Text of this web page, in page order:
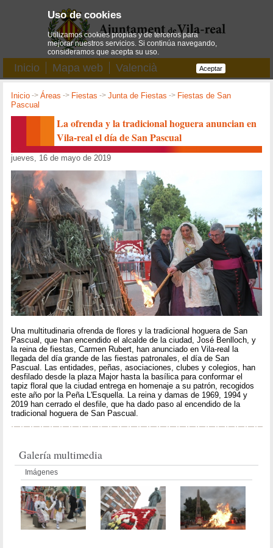
Inicio Mapa web Valencià
Inicio ->Áreas -> Fiestas ->Junta de Fiestas -> Fiestas de San
Pascual
La ofrenda y la tradicional hoguera anuncian en
Vila-real el día de San Pascual
jueves, 16 de mayo de 2019
Una multitudinaria ofrenda de flores y la tradicional hoguera de San
Pascual, que han encendido el alcalde de la ciudad, José Benlloch, y
la reina de fiestas, Carmen Rubert, han anunciado en Vila-real la
llegada del día grande de las fiestas patronales, el día de San
Pascual. Las entidades, peñas, asociaciones, clubes y colegios, han
desfilado desde la plaza Major hasta la basílica para conformar el
tapiz floral que la ciudad entrega en homenaje a su patrón, recogidos
este año por la Peña L'Esquella. La reina y damas de 1969, 1994 y
2019 han cerrado el desfile, que ha dado paso al encendido de la
tradicional hoguera de San Pascual.
Galería multimedia
Imágenes
Uso de cookies
Utilizamos cookies propias y de terceros para
mejorar nuestros servicios. Si continúa navegando,
consideramos que acepta su uso.
Aceptar